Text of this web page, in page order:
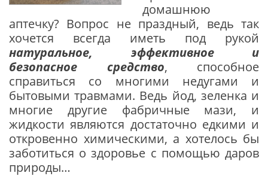
домашнюю
аптечку? Вопрос не праздный, ведь так
хочется всегда иметь под рукой
натуральное, эффективное и
безопасное средство, способное
справиться со многими недугами и
бытовыми травмами. Ведь йод, зеленка и
многие другие фабричные мази, и
жидкости являются достаточно едкими и
откровенно химическими, а хотелось бы
заботиться о здоровье с помощью даров
природы…